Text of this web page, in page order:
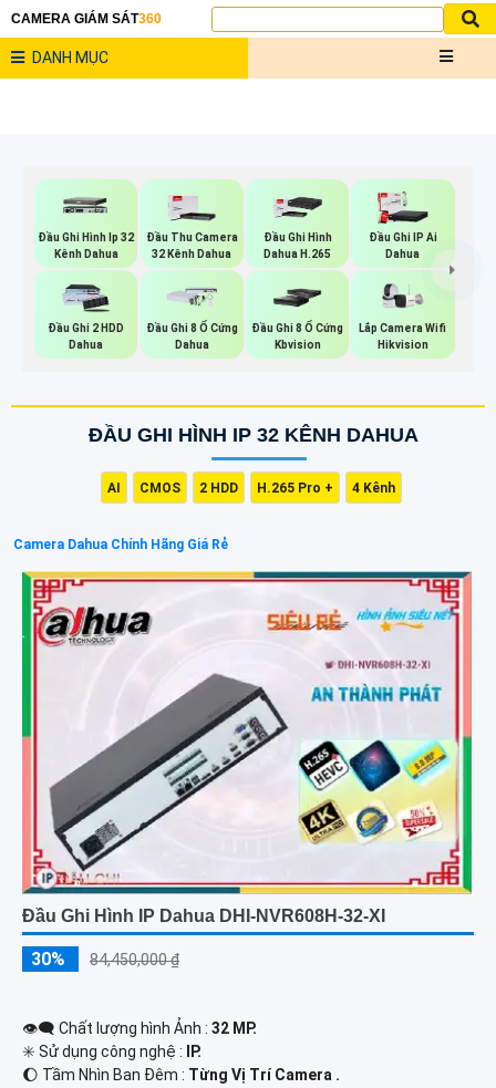
CAMERA GIÁM SÁT360
DANH MỤC
Đầu Ghi Hình Ip 32
Kênh Dahua
Đầu Thu Camera
32 Kênh Dahua
Đầu Ghi Hình
Dahua H.265
Đầu Ghi IP Ai
Dahua
Đầu Ghi 2 HDD
Dahua
Đầu Ghi 8 Ổ Cứng
Dahua
Đầu Ghi 8 Ổ Cứng
Kbvision
Lắp Camera Wifi
Hikvision
ĐẦU GHI HÌNH IP 32 KÊNH DAHUA
AI CMOS 2 HDD H.265 Pro + 4 Kênh
Camera Dahua Chính Hãng Giá Rẻ
Đầu Ghi Hình IP Dahua DHI-NVR608H-32-XI
30% 84,450,000 ₫
👁️‍🗨 Chất lượng hình Ảnh : 32 MP.
✳️ Sử dụng công nghệ :
IP.
🌔 Tầm Nhìn Ban Đêm : Từng Vị Trí Camera .